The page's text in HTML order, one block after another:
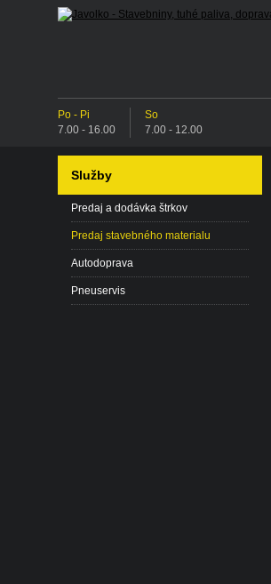
Po - Pi
7.00 - 16.00
So
7.00 - 12.00
Služby
Predaj a dodávka štrkov
Predaj stavebného materialu
Autodoprava
Pneuservis